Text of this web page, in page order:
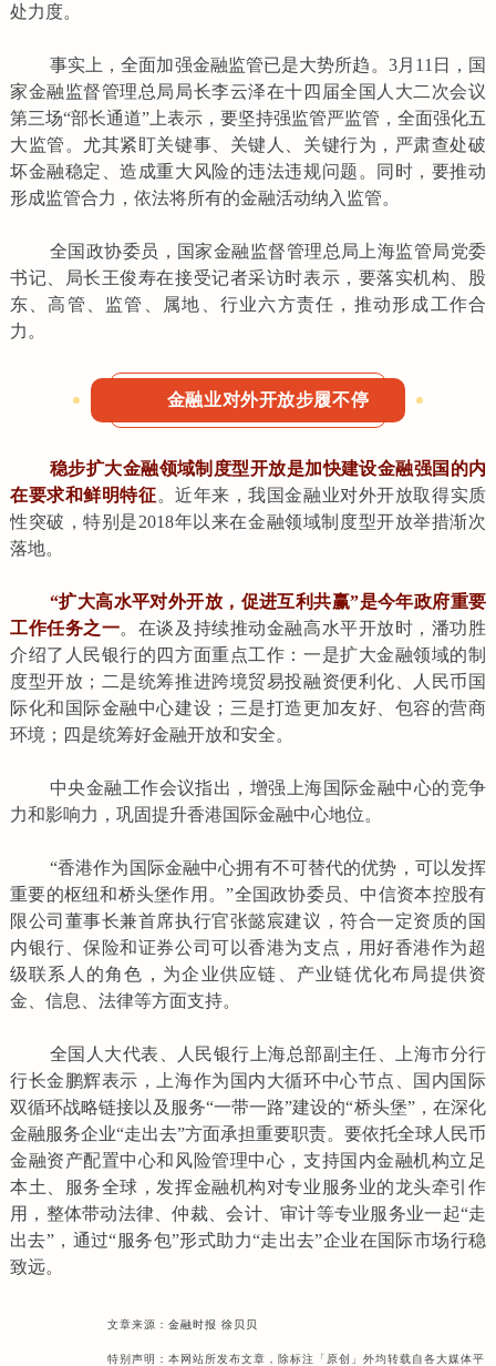
处力度。
事实上，全面加强金融监管已是大势所趋。3月11日，国
家金融监督管理总局局长李云泽在十四届全国人大二次会议
第三场“部长通道”上表示，要坚持强监管严监管，全面强化五
大监管。尤其紧盯关键事、关键人、关键行为，严肃查处破
坏金融稳定、造成重大风险的违法违规问题。同时，要推动
形成监管合力，依法将所有的金融活动纳入监管。
全国政协委员，国家金融监督管理总局上海监管局党委
书记、局长王俊寿在接受记者采访时表示，要落实机构、股
东、高管、监管、属地、行业六方责任，推动形成工作合
力。
金融业对外开放步履不停
稳步扩大金融领域制度型开放是加快建设金融强国的内
在要求和鲜明特征。近年来，我国金融业对外开放取得实质
性突破，特别是2018年以来在金融领域制度型开放举措渐次
落地。
“扩大高水平对外开放，促进互利共赢”是今年政府重要
工作任务之一。在谈及持续推动金融高水平开放时，潘功胜
介绍了人民银行的四方面重点工作：一是扩大金融领域的制
度型开放；二是统筹推进跨境贸易投融资便利化、人民币国
际化和国际金融中心建设；三是打造更加友好、包容的营商
环境；四是统筹好金融开放和安全。
中央金融工作会议指出，增强上海国际金融中心的竞争
力和影响力，巩固提升香港国际金融中心地位。
“香港作为国际金融中心拥有不可替代的优势，可以发挥
重要的枢纽和桥头堡作用。”全国政协委员、中信资本控股有
限公司董事长兼首席执行官张懿宸建议，符合一定资质的国
内银行、保险和证券公司可以香港为支点，用好香港作为超
级联系人的角色，为企业供应链、产业链优化布局提供资
金、信息、法律等方面支持。
全国人大代表、人民银行上海总部副主任、上海市分行
行长金鹏辉表示，上海作为国内大循环中心节点、国内国际
双循环战略链接以及服务“一带一路”建设的“桥头堡”，在深化
金融服务企业“走出去”方面承担重要职责。要依托全球人民币
金融资产配置中心和风险管理中心，支持国内金融机构立足
本土、服务全球，发挥金融机构对专业服务业的龙头牵引作
用，整体带动法律、仲裁、会计、审计等专业服务业一起“走
出去”，通过“服务包”形式助力“走出去”企业在国际市场行稳
致远。
文章来源： 金融时报 徐贝贝
特别声明：本网站所发布文章，除标注「原创」外均转载自各大媒体平